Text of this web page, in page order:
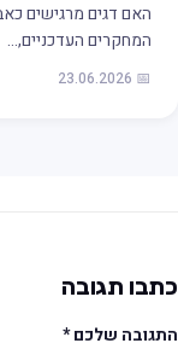
האם דגים מרגישים
המחקרים העדכניים,…
📅 23.06.2026
תגובה
שלכם*